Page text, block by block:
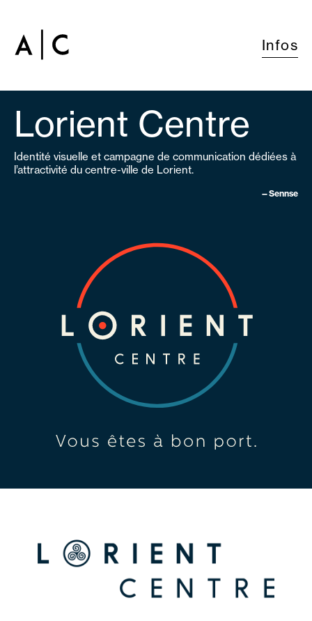
Infos
Lorient Centre
Identité visuelle et campagne de communication dédiées à
l’attractivité du centre-ville de Lorient.
—Sennse